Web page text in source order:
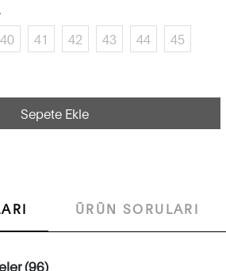
40 41 42 43 44 45
Sepete Ekle
ÜRÜN SORULARI
(96)